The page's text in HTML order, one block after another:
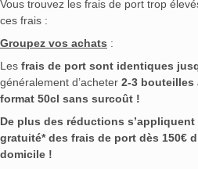
Vous trouvez les frais de port trop
ces frais :
Groupez vos achats :
Les frais de port sont identiques
généralement d’acheter 2-3 bouteilles
format 50cl sans surcoût !
De plus des réductions s’appliquent
gratuité* des frais de port dès 150€
domicile !